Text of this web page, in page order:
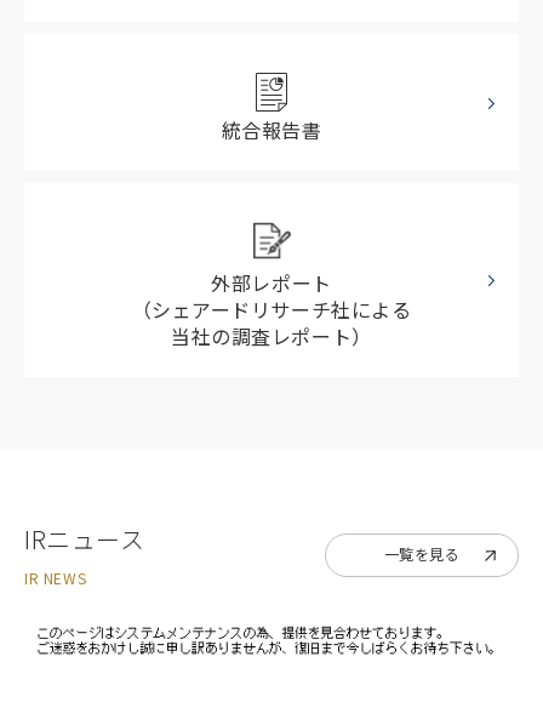
統合報告書
外部レポート
（シェアードリサーチ社による
当社の調査レポート）
IRニュース
IR NEWS
一覧を見る